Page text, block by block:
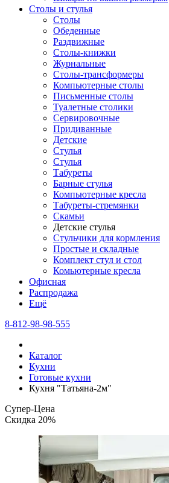
Столы и стулья
Столы
Обеденные
Раздвижные
Столы-книжки
Журнальные
Столы-трансформеры
Компьютерные столы
Письменные столы
Туалетные столики
Сервировочные
Придиванные
Детские
Стулья
Стулья
Табуреты
Барные стулья
Компьютерные кресла
Табуреты-стремянки
Скамьи
Детские стулья
Стульчики для кормления
Простые и складные
Комплект стул и стол
Комьютерные кресла
Офисная
Распродажа
Eщё
8-812-98-98-555
Каталог
Кухни
Готовые кухни
Кухня "Татьяна-2м"
Супер-Цена
Скидка 20%